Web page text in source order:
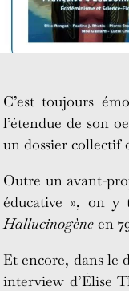
C’est toujours
l’étendue de son
un dossier collectif
Outre un avant-
éducative », on y
Hallucinogène en
Et encore, dans le
interview d’Élise